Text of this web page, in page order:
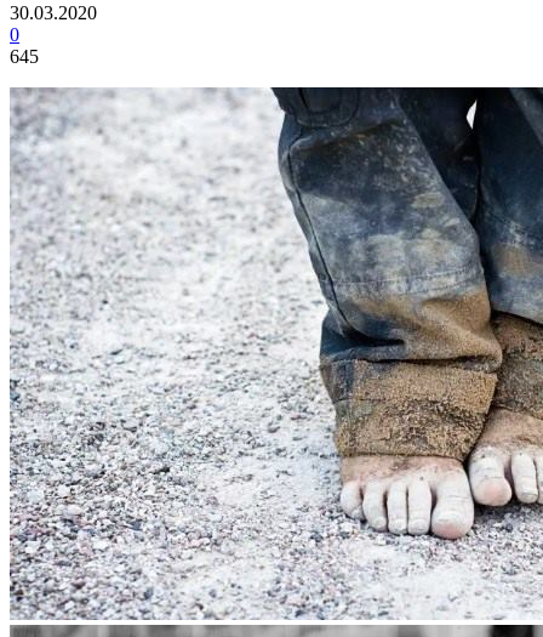
30.03.2020
0
645